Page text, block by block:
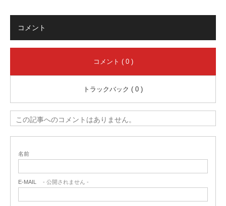
コメント
コメント ( 0 )
トラックバック ( 0 )
この記事へのコメントはありません。
名前
E-MAIL - 公開されません -